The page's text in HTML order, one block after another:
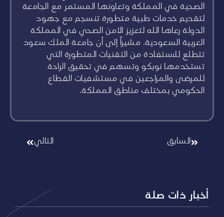
الصحية في المملكة وتعاونها المستمر مع الجامعة
لتقديم خدمات طبية متطورة تنسجم مع جهود
الدولة رعاها الله لتعزيز الأمن الصحي في المملكة
العربية السعودية. مشيراً إلى أن جامعة الملك سعود
تتطلع للاستفادة من التقنيات المتطورة التي
تستخدمها نوبكو وتسهم في تحقيق الراحة
للمرضى والمراجعين في مستشفيات القطاع
الحكومي بمختلف مناطق المملكة.
السابق التالي
أخبار ذات صلة